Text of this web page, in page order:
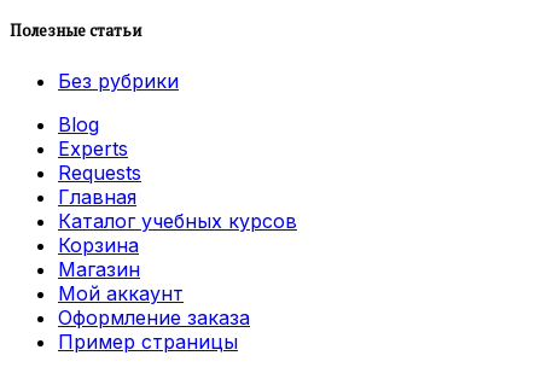
Полезные статьи
Без рубрики
Blog
Experts
Requests
Главная
Каталог учебных курсов
Корзина
Магазин
Мой аккаунт
Оформление заказа
Пример страницы